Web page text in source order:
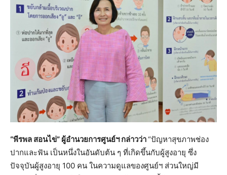
“พีรพล สอนไข่” ผู้อำนวยการศูนย์ฯ กล่าวว่า“ปัญหาสุขภาพช่อง
ปากและฟัน เป็นหนึ่งในอันดับต้น ๆ ที่เกิดขึ้นกับผู้สูงอายุ ซึ่ง
ปัจจุบันผู้สูงอายุ 100 คน ในความดูแลของศูนย์ฯ ส่วนใหญ่มี